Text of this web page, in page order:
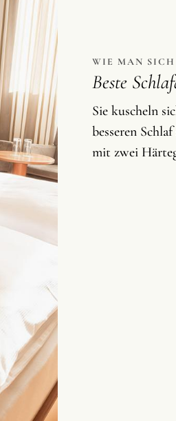
WIE MAN
Beste
Sie kuscheln
besseren
mit zwei